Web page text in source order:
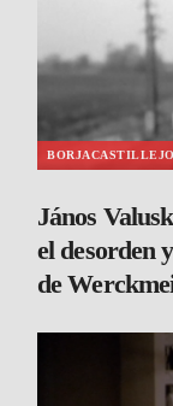
János
el desorden
de